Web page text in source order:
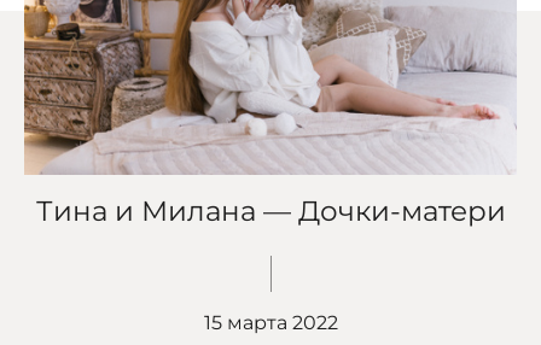
Тина и Милана — Дочки-матери
15 марта 2022